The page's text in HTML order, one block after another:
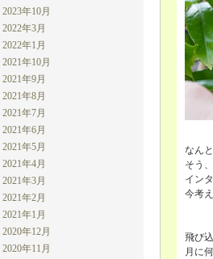
なん
そう
イン
今考
飛び
月に
2023年10月
2022年3月
2022年1月
2021年10月
2021年9月
2021年8月
2021年7月
2021年6月
2021年5月
2021年4月
2021年3月
2021年2月
2021年1月
2020年12月
2020年11月